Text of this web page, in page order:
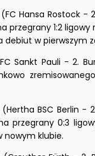
(FC Hansa Rostock
przegrany 1:2
debiut w pierwszym
Sankt Pauli - 2.
(Hertha BSC Berlin -
przegrany 0:3
nowym klubie.